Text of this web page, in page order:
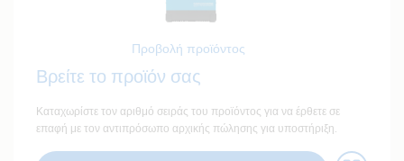
Προβολή προϊόντος
Βρείτε το προϊόν σας
Καταχωρίστε τον αριθμό σειράς του προϊόντος για να έρθετε σε
επαφή με τον αντιπρόσωπο αρχικής πώλησης για υποστήριξη.